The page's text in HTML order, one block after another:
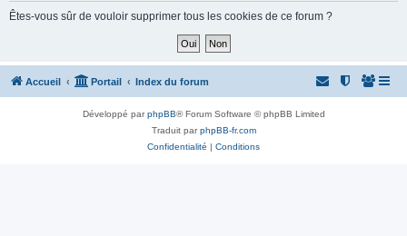
Êtes-vous sûr de vouloir supprimer tous les cookies de ce forum ?
Accueil Portail Index du forum
Développé parphpBB® Forum Software © phpBB Limited
Traduit parphpBB-fr.com
Confidentialité | Conditions